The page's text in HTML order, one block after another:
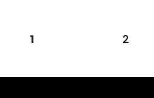
1 2